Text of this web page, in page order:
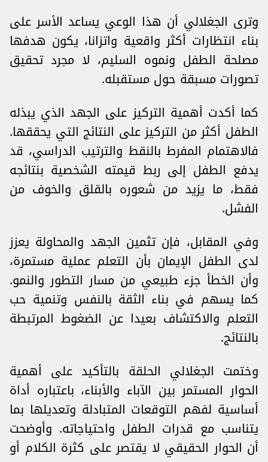
وترى الجغلالي أن هذا الوعي يساعد الأسر على
بناء انتظارات أكثر واقعية واتزانا، يكون هدفها
مصلحة الطفل ونموه السليم، لا مجرد تحقيق
تصورات مسبقة حول مستقبله.
كما أكدت أهمية التركيز على الجهد الذي يبذله
الطفل أكثر من التركيز على النتائج التي يحققها.
فالاهتمام المفرط بالنقط والترتيب الدراسي، قد
يدفع الطفل إلى ربط قيمته الشخصية بنتائجه
فقط، ما يزيد من شعوره بالقلق والخوف من
الفشل.
وفي المقابل، فإن تثمين الجهد والمحاولة يعزز
لدى الطفل الإيمان بأن التعلم عملية مستمرة،
وأن الخطأ جزء طبيعي من مسار التطور والنمو.
كما يسهم في بناء الثقة بالنفس وتنمية حب
التعلم والاكتشاف بعيدا عن الضغوط المرتبطة
بالنتائج.
وختمت الجغلالي الحلقة بالتأكيد على أهمية
الحوار المستمر بين الآباء والأبناء، باعتباره أداة
أساسية لفهم التوقعات المتبادلة وتعديلها بما
يتناسب مع قدرات الطفل واحتياجاته. وأوضحت
أن الحوار الحقيقي لا يقتصر على كثرة الكلام أو